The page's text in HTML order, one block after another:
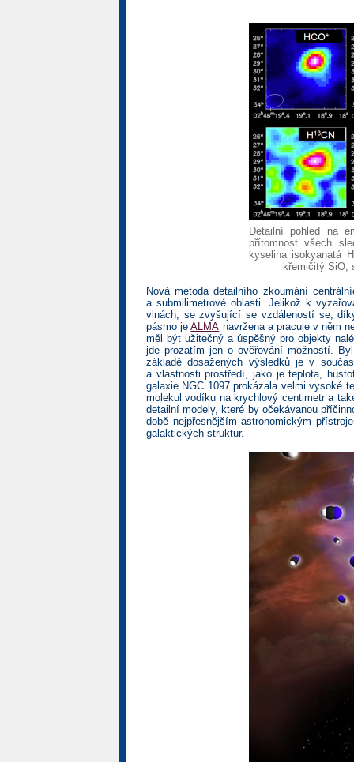
Detailní pohled na
přítomnost všech
kyselina isokyanatá
křemičitý SiO,
Nová metoda detailního zkoumání
a submilimetrové oblasti. Jelikož k
vlnách, se zvyšující se vzdáleností se,
pásmo jeALMA navržena a pracuje v něm
měl být užitečný a úspěšný pro objekty
jde prozatím jen o ověřování možností.
základě dosažených výsledků je v
a vlastnosti prostředí, jako je teplota,
galaxie NGC 1097 prokázala velmi vysoké
molekul vodíku na krychlový centimetr a
detailní modely, které by očekávanou
době nejpřesnějším astronomickým
galaktických struktur.